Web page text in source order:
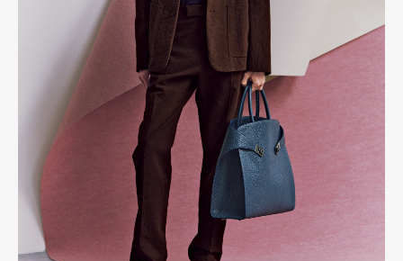
Art&Design Watch
Gourmet
ProductCultureLifestyle
Pen Membership
Magazine
Official Columnist
About
Contact